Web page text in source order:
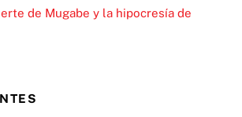
de Mugabe y la hipocresía de